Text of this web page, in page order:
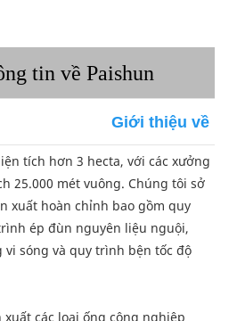
tin về Paishun
Giới thiệu về
tích hơn 3 hecta, với các xưởng
25.000 mét vuông. Chúng tôi sở
xuất hoàn chỉnh bao gồm quy
ép đùn nguyên liệu nguội,
sóng và quy trình bện tốc độ